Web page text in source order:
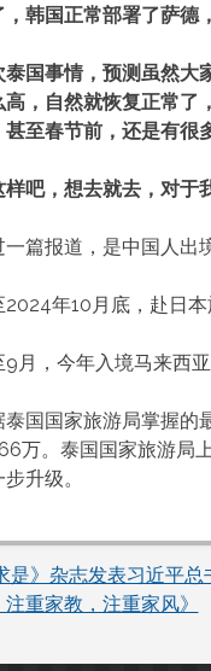
，韩国正常部署了萨德
泰国事情，预测虽然大
高，自然就恢复正常了
甚至春节前，还是有很
样吧，想去就去，对于
一篇报道，是中国人出
2024年10月底，赴日
9月，今年入境马来西
泰国国家旅游局掌握的
万。泰国国家旅游局
升级。
是》杂志发表习近平
重家教，注重家风》